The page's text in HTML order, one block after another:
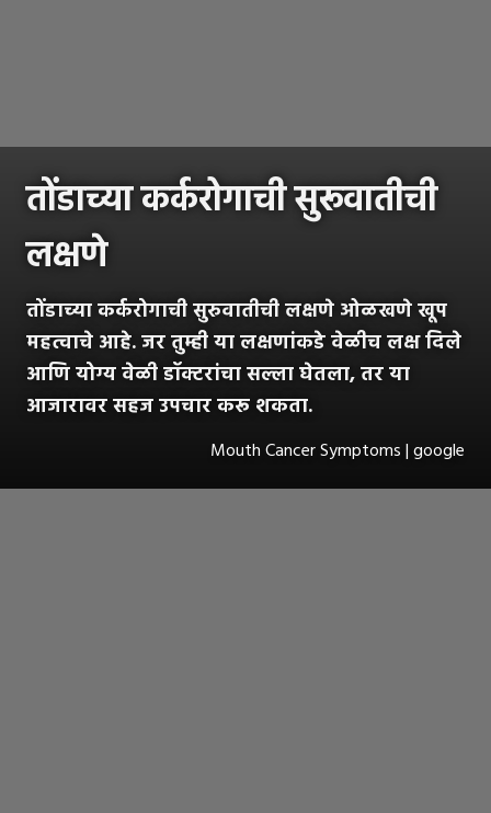
तोंडाच्या कर्करोगाची सुरूवातीची
लक्षणे
तोंडाच्या कर्करोगाची सुरुवातीची लक्षणे ओळखणे खूप
महत्वाचे आहे. जर तुम्ही या लक्षणांकडे वेळीच लक्ष दिले
आणि योग्य वेळी डॉक्टरांचा सल्ला घेतला, तर या
आजारावर सहज उपचार करू शकता.
Mouth Cancer Symptoms | google